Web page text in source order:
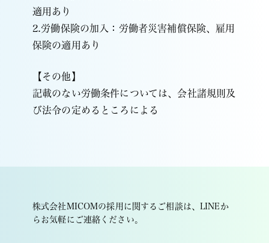
適用あり
2.労働保険の加入：労働者災害補償保険、雇用
保険の適用あり
【その他】
記載のない労働条件については、会社諸規則及
び法令の定めるところによる
株式会社MICOMの採用に関するご相談は、LINEか
らお気軽にご連絡ください。